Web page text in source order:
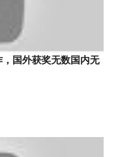
，国外获奖无数国内无